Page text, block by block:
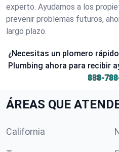
experto. Ayudamos a los
prevenir problemas futuros,
largo plazo.
¿Necesitas un plomero
Plumbing ahora para recibir
888-
ÁREAS QUE
California